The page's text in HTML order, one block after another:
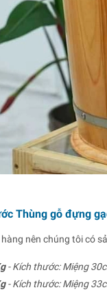
Thùng gỗ đựng
nên chúng tôi có
- Kích thước: Miệng
- Kích thước: Miệng